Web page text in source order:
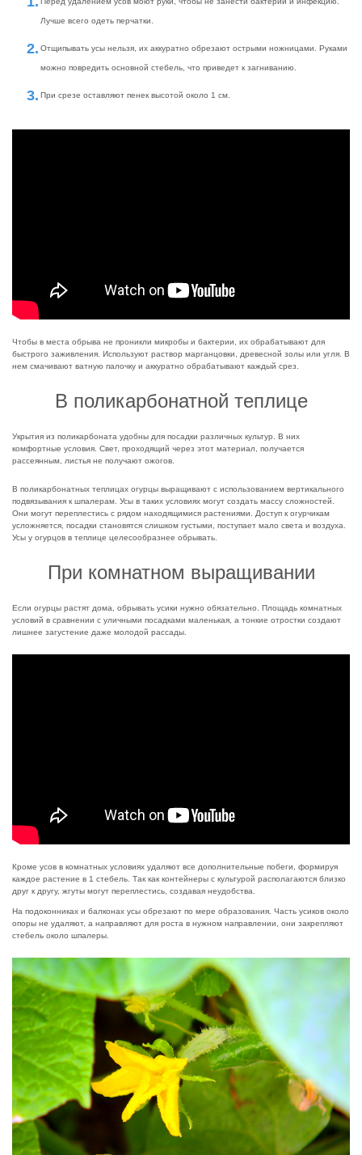
Лучше всего одеть перчатки.
Отщипывать усы нельзя, их аккуратно обрезают острыми ножницами. Руками
можно повредить основной стебель, что приведет к загниванию.
При срезе оставляют пенек высотой около 1 см.
Чтобы в места обрыва не проникли микробы и бактерии, их обрабатывают для
быстрого заживления. Используют раствор марганцовки, древесной золы или угля. В
нем смачивают ватную палочку и аккуратно обрабатывают каждый срез.
В поликарбонатной теплице
Укрытия из поликарбоната удобны для посадки различных культур. В них
комфортные условия. Свет, проходящий через этот материал, получается
рассеянным, листья не получают ожогов.
В поликарбонатных теплицах огурцы выращивают с использованием вертикального
подвязывания к шпалерам. Усы в таких условиях могут создать массу сложностей.
Они могут переплестись с рядом находящимися растениями. Доступ к огурчикам
усложняется, посадки становятся слишком густыми, поступает мало света и воздуха.
Усы у огурцов в теплице целесообразнее обрывать.
При комнатном выращивании
Если огурцы растят дома, обрывать усики нужно обязательно. Площадь комнатных
условий в сравнении с уличными посадками маленькая, а тонкие отростки создают
лишнее загустение даже молодой рассады.
Кроме усов в комнатных условиях удаляют все дополнительные побеги, формируя
каждое растение в 1 стебель. Так как контейнеры с культурой располагаются близко
друг к другу, жгуты могут переплестись, создавая неудобства.
На подоконниках и балконах усы обрезают по мере образования. Часть усиков около
опоры не удаляют, а направляют для роста в нужном направлении, они закрепляют
стебель около шпалеры.